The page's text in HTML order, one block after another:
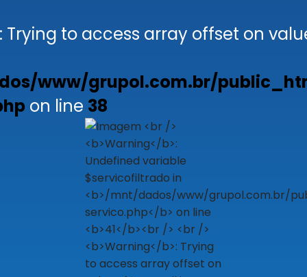
Trying to access array offset on
www/grupol.com.br/
on line 38